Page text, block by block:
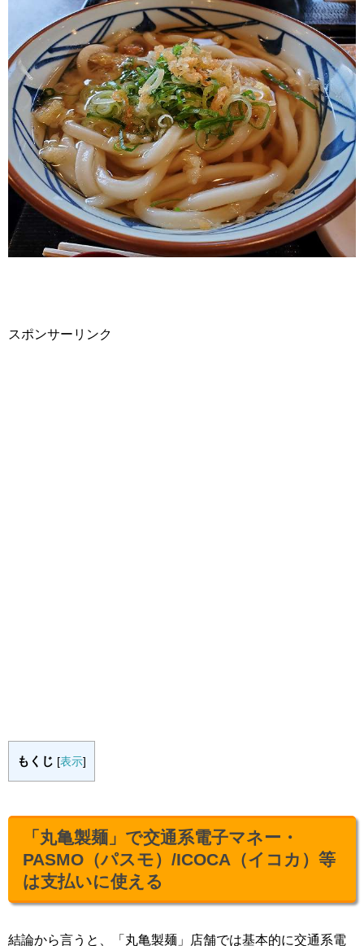
スポンサーリンク
もくじ [表示]
「丸亀製麺」で交通系電子マネー・
PASMO（パスモ）/ICOCA（イコカ）等
は支払いに使える
結論から言うと、「丸亀製麺」店舗では基本的に交通系電